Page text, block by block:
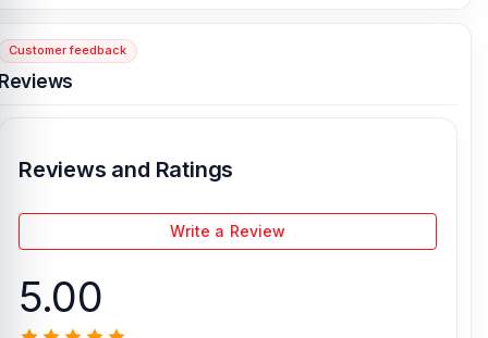
vc_column][/vc_row]
Customer feedback
Reviews and Ratings
Write a Review
5.00